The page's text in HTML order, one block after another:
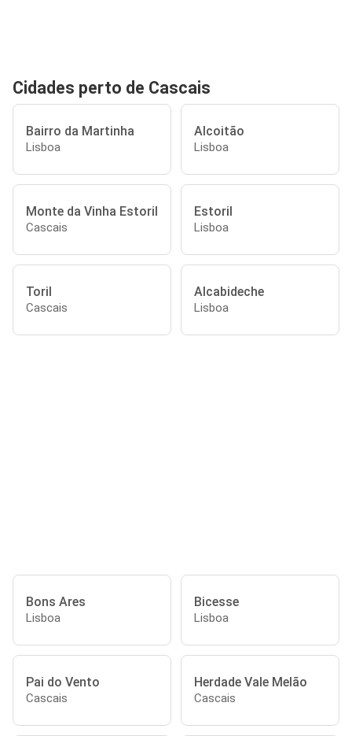
Cidades perto de Cascais
Bairro da Martinha
Lisboa
Alcoitão
Lisboa
Monte da Vinha Estoril
Cascais
Estoril
Lisboa
Toril
Cascais
Alcabideche
Lisboa
Bons Ares
Lisboa
Bicesse
Lisboa
Pai do Vento
Cascais
Herdade Vale Melão
Cascais